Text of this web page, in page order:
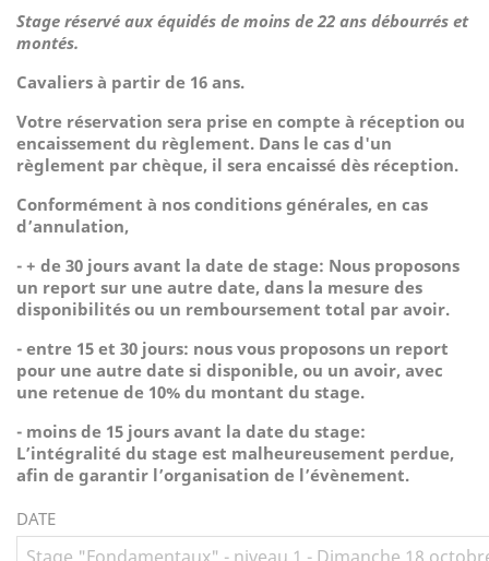
Stage réservé aux équidés de moins de 22 ans débourrés et
montés.
Cavaliers à partir de 16 ans.
Votre réservation sera prise en compte à réception ou
encaissement du règlement. Dans le cas d'un
règlement par chèque, il sera encaissé dès réception.
Conformément à nos conditions générales, en cas
d’annulation,
- + de 30 jours avant la date de stage: Nous proposons
un report sur une autre date, dans la mesure des
disponibilités ou un remboursement total par avoir.
- entre 15 et 30 jours: nous vous proposons un report
pour une autre date si disponible, ou un avoir, avec
une retenue de 10% du montant du stage.
- moins de 15 jours avant la date du stage:
L’intégralité du stage est malheureusement perdue,
afin de garantir l’organisation de l’évènement.
DATE